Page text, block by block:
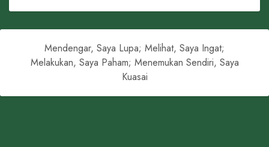
Mendengar, Saya Lupa; Melihat, Saya Ingat;
Melakukan, Saya Paham; Menemukan Sendiri, Saya
Kuasai